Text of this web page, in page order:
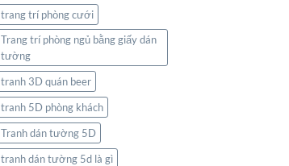
trang trí phòng cưới
Trang trí phòng ngủ bằng giấy dán
tường
tranh 3D quán beer
tranh 5D phòng khách
Tranh dán tường 5D
tranh dán tường 5d là gì